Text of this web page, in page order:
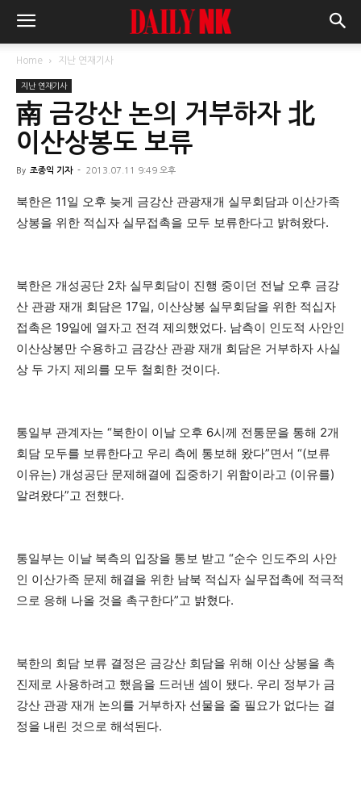
Home 지난 연재기사
지난 연재기사
南 금강산 논의 거부하자 北
이산상봉도 보류
By 조종익 기자 - 2013.07.11 9:49 오후
북한은 11일 오후 늦게 금강산 관광재개 실무회담과 이산가족
상봉을 위한 적십자 실무접촉을 모두 보류한다고 밝혀왔다.
북한은 개성공단 2차 실무회담이 진행 중이던 전날 오후 금강
산 관광 재개 회담은 17일, 이산상봉 실무회담을 위한 적십자
접촉은 19일에 열자고 전격 제의했었다. 남측이 인도적 사안인
이산상봉만 수용하고 금강산 관광 재개 회담은 거부하자 사실
상 두 가지 제의를 모두 철회한 것이다.
통일부 관계자는 “북한이 이날 오후 6시께 전통문을 통해 2개
회담 모두를 보류한다고 우리 측에 통보해 왔다”면서 “(보류
이유는) 개성공단 문제해결에 집중하기 위함이라고 (이유를)
알려왔다”고 전했다.
통일부는 이날 북측의 입장을 통보 받고 “순수 인도주의 사안
인 이산가족 문제 해결을 위한 남북 적십자 실무접촉에 적극적
으로 응해 나올 것을 촉구한다”고 밝혔다.
북한의 회담 보류 결정은 금강산 회담을 위해 이산 상봉을 촉
진제로 사용하려고 했음을 드러낸 셈이 됐다. 우리 정부가 금
강산 관광 재개 논의를 거부하자 선물을 줄 필요가 없다는 결
정을 내린 것으로 해석된다.